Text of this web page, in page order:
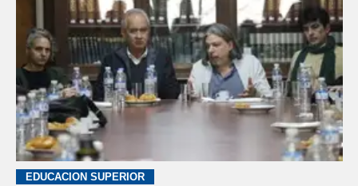
EDUCACION SUPERIOR